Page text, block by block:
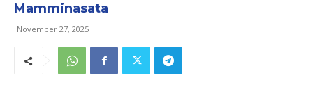
Mamminasata
November 27, 2025